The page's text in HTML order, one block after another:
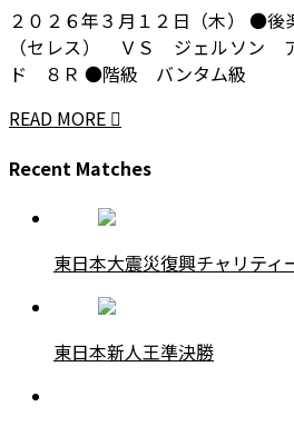
２０２６年３月１２日（木） ●
（セレス） ＶＳ ジェルソン
ド ８Ｒ ●階級 バンタム級
READ MORE
Recent Matches
東日本大震災復興チャリテ
東日本新人王準決勝